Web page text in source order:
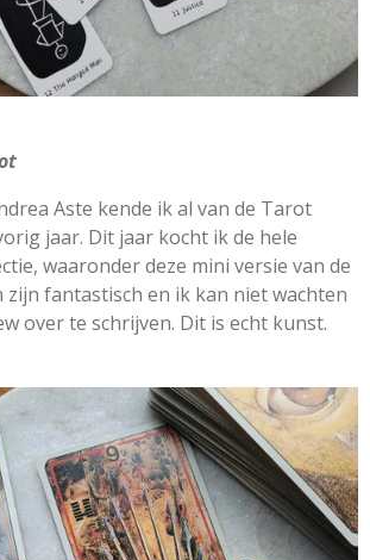
Aste kende ik al van de Tarot
jaar. Dit jaar kocht ik de hele
waaronder deze mini versie van de
zijn fantastisch en ik kan niet wachten
over te schrijven. Dit is echt kunst.